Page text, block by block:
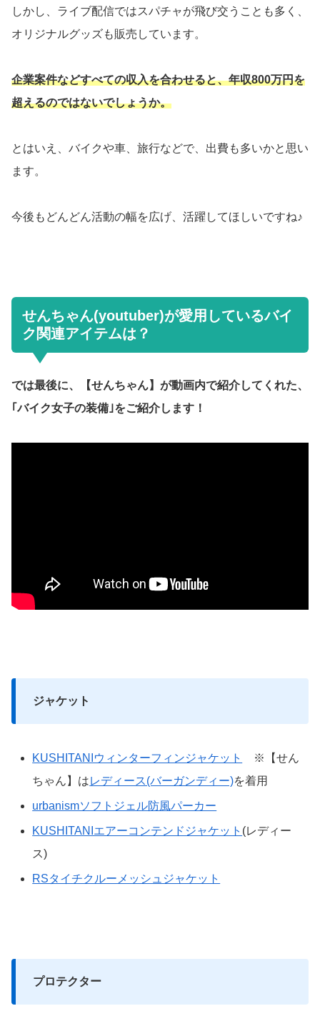
しかし、ライブ配信ではスパチャが飛び交うことも多く、
オリジナルグッズも販売しています。
企業案件などすべての収入を合わせると、年収800万円を
超えるのではないでしょうか。
とはいえ、バイクや車、旅行などで、出費も多いかと思い
ます。
今後もどんどん活動の幅を広げ、活躍してほしいですね♪
せんちゃん(youtuber)が愛用しているバイ
ク関連アイテムは？
では最後に、【せんちゃん】が動画内で紹介してくれた、
｢バイク女子の装備｣をご紹介します！
ジャケット
KUSHITANIウィンターフィンジャケット
※【せん
ちゃん】はレディース(バーガンディー)を着用
urbanismソフトジェル防風パーカー
KUSHITANIエアーコンテンドジャケット (レディー
ス)
RSタイチクルーメッシュジャケット
プロテクター